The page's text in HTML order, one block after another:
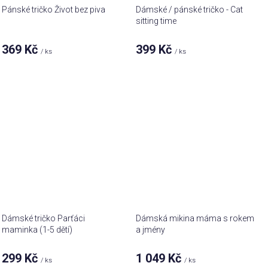
Pánské tričko Život bez piva
369 Kč / ks
Dámské / pánské tričko - Cat
sitting time
399 Kč / ks
Dámské tričko Parťáci
maminka (1-5 dětí)
299 Kč/ ks
Dámská mikina máma s rokem
a jmény
1 049 Kč/ ks